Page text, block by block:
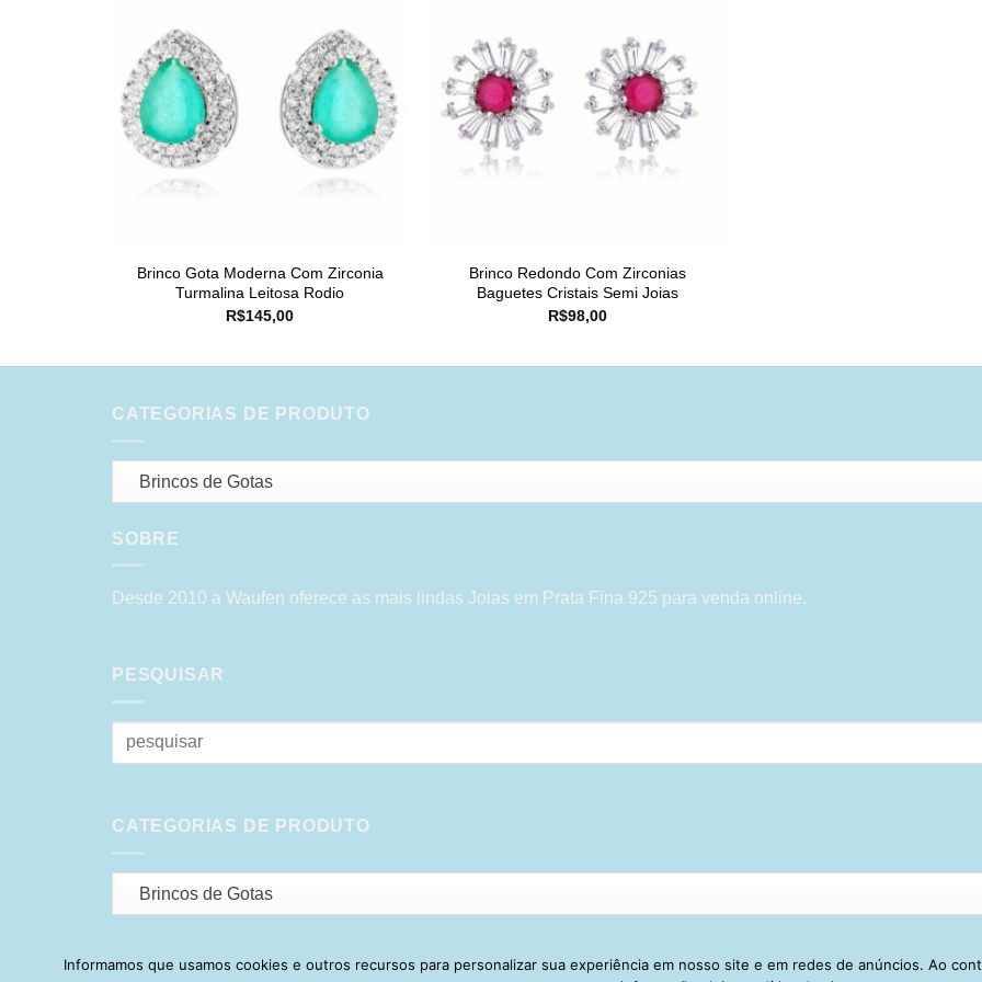
Brinco Gota Moderna Com Zirconia
Turmalina Leitosa Rodio
R$145,00
Brinco Redondo Com Zirconias
Baguetes Cristais Semi Joias
R$98,00
CATEGORIAS DE PRODUTO
Brincos de Gotas
SOBRE
Desde 2010 a Waufen oferece as mais lindas Joias em Prata Fina 925 para venda online.
PESQUISAR
Pesquisar
CATEGORIAS DE PRODUTO
Brincos de Gotas
Visa PayPal Stripe MasterCardCash
Informamos que usamos cookies e outros recursos para personalizar sua experiência em nosso site e em redes de anúncios. Ao